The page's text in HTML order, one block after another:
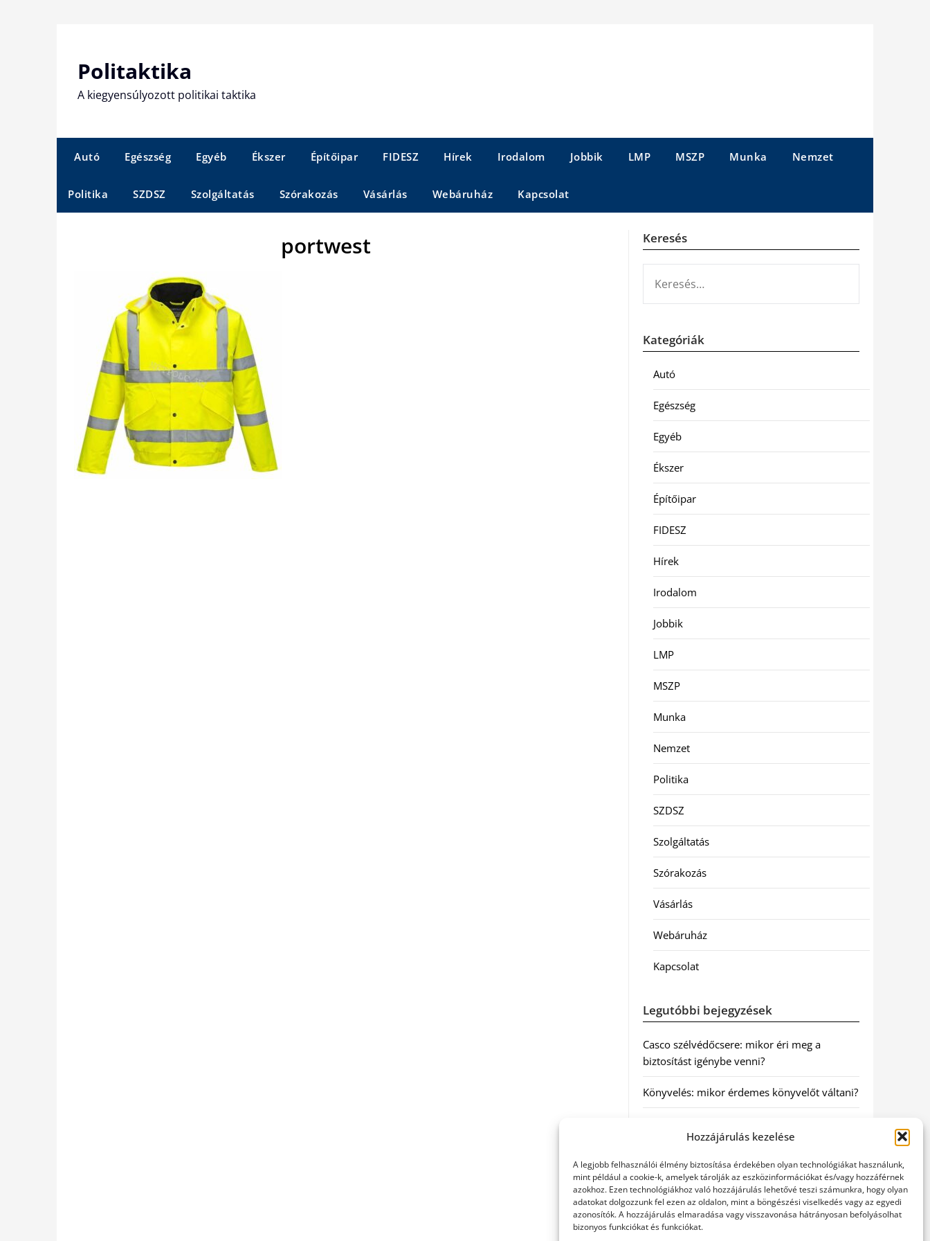
Hozzájárulás kezelése
A legjobb felhasználói élmény biztosítása érdekében olyan technológiákat használunk,
mint például a cookie-k, amelyek tárolják az eszközinformációkat és/vagy hozzáférnek
azokhoz. Ezen technológiákhoz való hozzájárulás lehetővé teszi számunkra, hogy olyan
adatokat dolgozzunk fel ezen az oldalon, mint a böngészési viselkedés vagy az egyedi
azonosítók. A hozzájárulás elmaradása vagy visszavonása hátrányosan befolyásolhat
bizonyos funkciókat és funkciókat.
Politaktika
A kiegyensúlyozott politikai taktika
Autó Egészség Egyéb Ékszer Építőipar FIDESZ Hírek Irodalom Jobbik LMP MSZP Munka Nemzet
Politika SZDSZ Szolgáltatás Szórakozás Vásárlás Webáruház Kapcsolat
portwest Keresés
Kategóriák
Autó
Egészség
Egyéb
Ékszer
Építőipar
FIDESZ
Hírek
Irodalom
Jobbik
LMP
MSZP
Munka
Nemzet
Politika
SZDSZ
Szolgáltatás
Szórakozás
Vásárlás
Webáruház
Kapcsolat
Legutóbbi bejegyzések
Casco szélvédőcsere: mikor éri meg a
biztosítást igénybe venni?
Könyvelés: mikor érdemes könyvelőt váltani?
szakszerű jogi háttér a biztonságos
Munkajogi ügyvéd: miért nem érdemes várni
a jogi segítséggel